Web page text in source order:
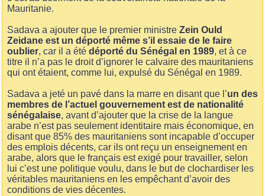
Mauritanie.
Sadava a ajouter que le premier ministre Zein Ould
Zeidane est un déporté même s’il essaie de le faire
oublier, car il a été déporté du Sénégal en 1989, et à ce
titre il n’a pas le droit d’ignorer le calvaire des mauritaniens
qui ont étaient, comme lui, expulsé du Sénégal en 1989.
Sadava a jeté un pavé dans la marre en disant que l’un des
membres de l’actuel gouvernement est de nationalité
sénégalaise, avant d’ajouter que la crise de la langue
arabe n’est pas seulement identitaire mais économique, en
disant que 85% des mauritaniens sont incapable d’occuper
des emplois décents, car ils ont reçu un enseignement en
arabe, alors que le français est exigé pour travailler, selon
lui c’est une politique voulu, dans le but de clochardiser les
véritables mauritaniens en les empêchant d’avoir des
conditions de vies décentes.